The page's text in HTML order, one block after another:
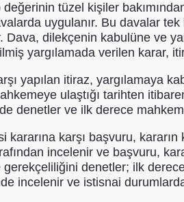
değerinin tüzel kişiler
uygulanır. Bu davalar
Dava, dilekçenin kabulüne ve
yargılamada verilen karar,
yapılan itiraz, yargılamaya
ulaştığı tarihten
denetler ve ilk derece
karşı başvuru,
incelenir ve başvuru,
gerekçeliliğini denetler; ilk
incelenir ve istisnai